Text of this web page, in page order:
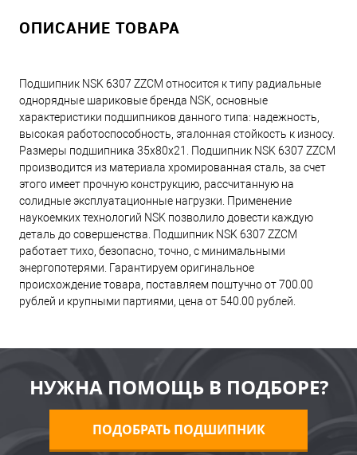
ОПИСАНИЕ ТОВАРА
Подшипник NSK 6307 ZZCM относится к типу радиальные
однорядные шариковые бренда NSK, основные
характеристики подшипников данного типа: надежность,
высокая работоспособность, эталонная стойкость к износу.
Размеры подшипника 35x80x21. Подшипник NSK 6307 ZZCM
производится из материала хромированная сталь, за счет
этого имеет прочную конструкцию, рассчитанную на
солидные эксплуатационные нагрузки. Применение
наукоемких технологий NSK позволило довести каждую
деталь до совершенства. Подшипник NSK 6307 ZZCM
работает тихо, безопасно, точно, с минимальными
энергопотерями. Гарантируем оригинальное
происхождение товара, поставляем поштучно от 700.00
рублей и крупными партиями, цена от 540.00 рублей.
НУЖНА ПОМОЩЬ В ПОДБОРЕ?
ПОДОБРАТЬ ПОДШИПНИК